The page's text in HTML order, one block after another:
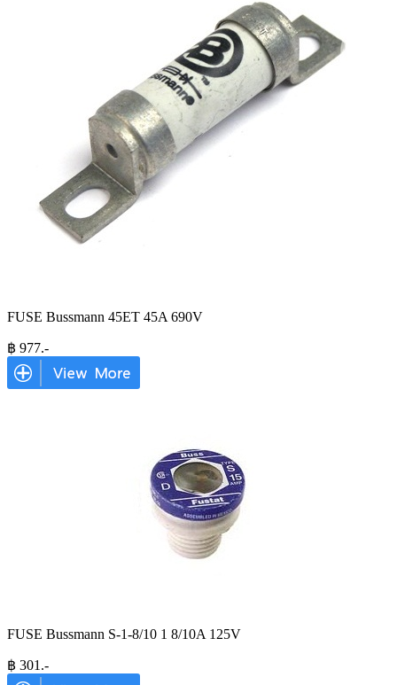
FUSE Bussmann 45ET 45A 690V
฿ 977.-
FUSE Bussmann S-1-8/10 1 8/10A 125V
฿ 301 .-